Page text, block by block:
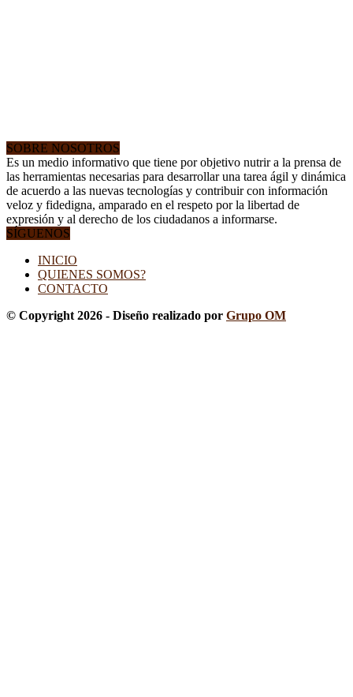
SOBRE NOSOTROS
Es un medio informativo que tiene por objetivo nutrir a la prensa de
las herramientas necesarias para desarrollar una tarea ágil y dinámica
de acuerdo a las nuevas tecnologías y contribuir con información
veloz y fidedigna, amparado en el respeto por la libertad de
expresión y al derecho de los ciudadanos a informarse.
SÍGUENOS
INICIO
QUIENES SOMOS?
CONTACTO
© Copyright 2026 - Diseño realizado por Grupo OM